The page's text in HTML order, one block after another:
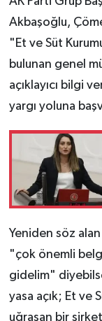
Akbaşoğlu,
"Et ve Süt
bulunan genel
açıklayıcı bilgi
yargı yoluna
Yeniden söz
"çok önemli
gidelim"
yasa açık; Et ve
uğraşan bir